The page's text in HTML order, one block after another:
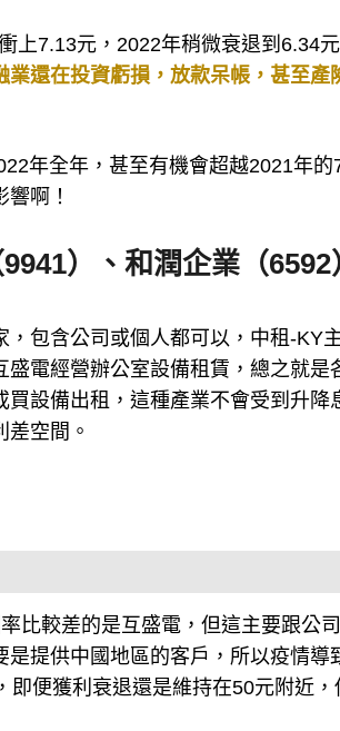
上7.13元，2022年稍微衰退到6.34
還在投資虧損，放款呆帳，甚至產
年全年，甚至有機會超越2021年
啊！
）、和潤企業（
包含公司或個人都可以，中租-KY
電經營辦公室設備租賃，總之就是
設備出租，這種產業不會受到升降
空間。
比較差的是互盛電，但這主要跟公
提供中國地區的客戶，所以疫情導
便獲利衰退還是維持在50元附近